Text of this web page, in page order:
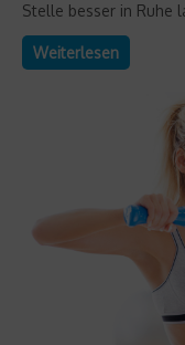
Stelle besser in Ruhe
Weiterlesen